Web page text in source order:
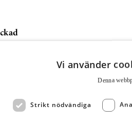
GRÖNT, GRÖNSAKSBAS
Vi använder
Denna
Strikt nödvändiga